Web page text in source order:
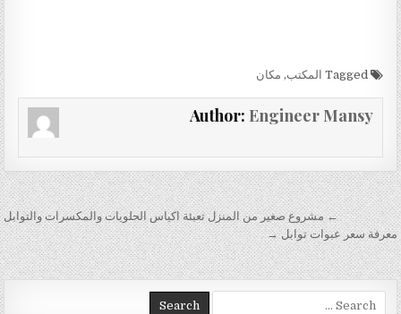
Tagged المكتب, مكان
Author: Engineer Mansy
تصفّح المقالات
← مشروع صغير من المنزل تعبئة اكياس الحلويات والمكسرات والتوابل
معرفة سعر عبوات توابل →
Search for: